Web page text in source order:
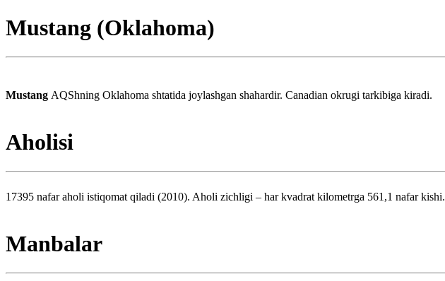
Mustang (Oklahoma)
Mustang AQShning Oklahoma shtatida joylashgan shahardir. Canadian okrugi tarkibiga kiradi.
Aholisi
17395 nafar aholi istiqomat qiladi (2010). Aholi zichligi – har kvadrat kilometrga 561,1 nafar kishi.
Manbalar